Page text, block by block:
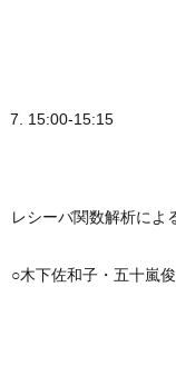
15:00-15:15
レシーバ関数解析によ
○木下佐和子・五十嵐